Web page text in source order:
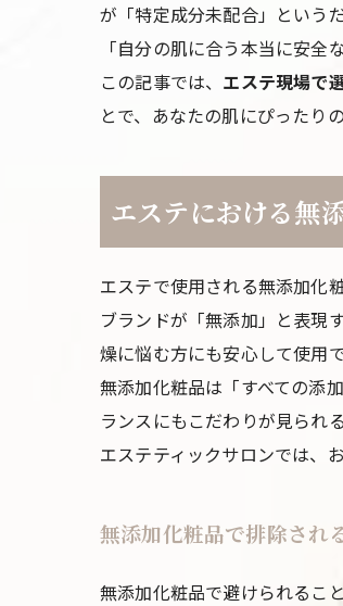
が「特定成分未配合」という
「自分の肌に合う本当に安
この記事では、 エステ現場で
とで、あなたの肌にぴったり
エステにおける無
エステで使用される無添加化
ブランドが「無添加」と表現
燥に悩む方にも安心して使用
無添加化粧品は「すべての添
ランスにもこだわりが見られ
エステティックサロンでは、
無添加化粧品で排除され
無添加化粧品で避けられるこ